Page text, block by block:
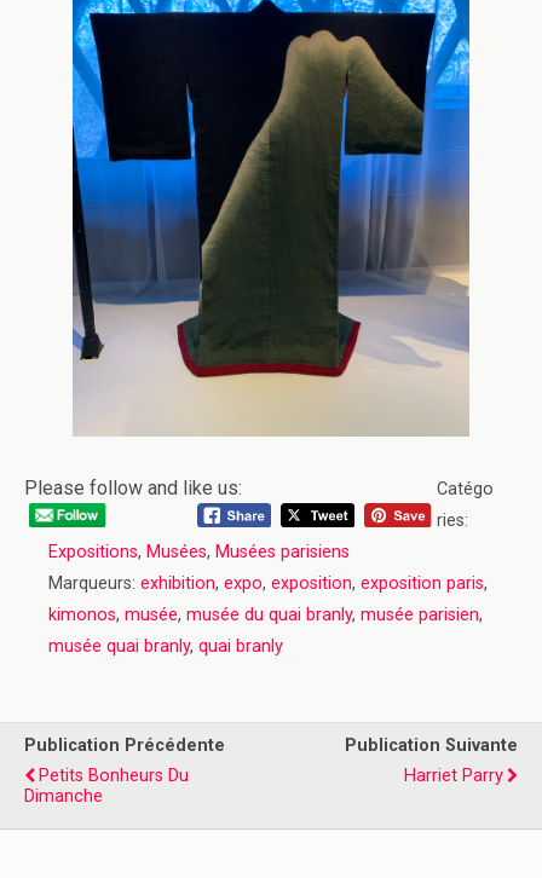
Please follow and like us:
Catégo
ries:
Expositions, Musées, Musées parisiens
Marqueurs: exhibition, expo, exposition, exposition paris,
kimonos, musée, musée du quai branly, musée parisien,
musée quai branly, quai branly
Publication Précédente
Petits Bonheurs Du
Dimanche
Publication Suivante
Harriet Parry